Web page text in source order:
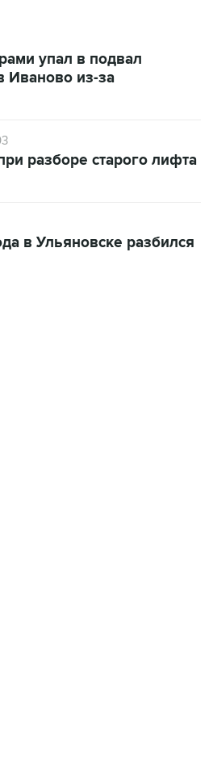
упал в подвал
Иваново из-за
разборе старого лифта
в Ульяновске разбился